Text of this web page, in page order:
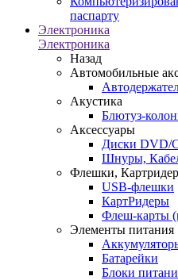
паспарту
Электроника
Электроника
Назад
Автомобильные
Акустика
Блютуз-
Аксессуары
Диски DVD/
Шнуры,
Флешки,
USB-флешки
КартРидеры
Флеш-карты
Элементы питания
Батарейки
Блоки